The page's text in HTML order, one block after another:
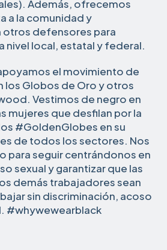
Además, ofrecemos
a la comunidad y
defensores para
nivel local, estatal y federal.
el movimiento de
los Globos de Oro y otros
Vestimos de negro en
mujeres que desfilan por la
#GoldenGlobes en su
de todos los sectores. Nos
para seguir centrándonos en
sexual y garantizar que las
demás trabajadores sean
sin discriminación, acoso
#whywewearblack